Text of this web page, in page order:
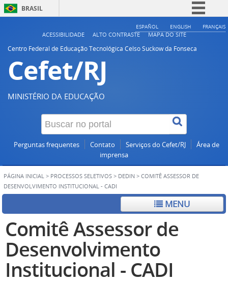
BRASIL
Simplifique!
ESPAÑOL ENGLISH FRANÇAIS
ACESSIBILIDADE ALTO CONTRASTE
MAPA DO SITE
Centro Federal de Educação Tecnológica Celso Suckow da Fonseca
Cefet/RJ
MINISTÉRIO DA EDUCAÇÃO
Perguntas frequentes Contato Serviços do Cefet/RJ
Área de
imprensa
PÁGINA INICIAL > PROCESSOS SELETIVOS > DEDIN > COMITÊ ASSESSOR DE
DESENVOLVIMENTO INSTITUCIONAL - CADI
MENU
Comitê Assessor de
Desenvolvimento
Institucional - CADI